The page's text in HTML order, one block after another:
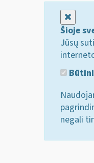
Šioje
Jūsų
negali